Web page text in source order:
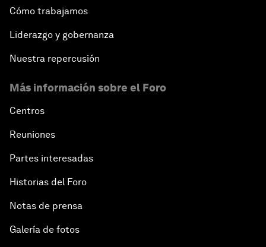
Cómo trabajamos
Liderazgo y gobernanza
Nuestra repercusión
Más información sobre el Foro
Centros
Reuniones
Partes interesadas
Historias del Foro
Notas de prensa
Galería de fotos